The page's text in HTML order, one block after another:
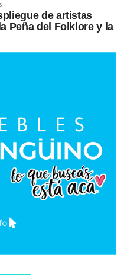
de artistas
Peña del Folklore y la